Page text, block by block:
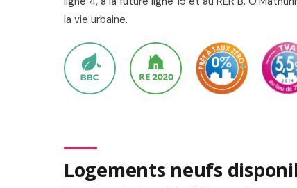
la vie urbaine.
Logements neufs